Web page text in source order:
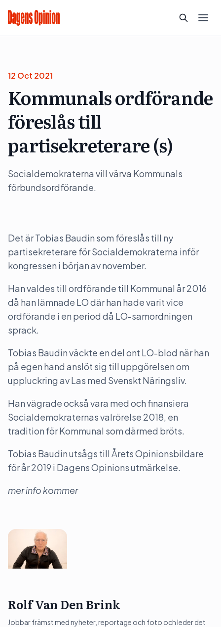
12 Oct 2021
Kommunals ordförande
föreslås till
partisekreterare (s)
Socialdemokraterna vill värva Kommunals
förbundsordförande.
Det är Tobias Baudin som föreslås till ny
partisekreterare för Socialdemokraterna inför
kongressen i början av november.
Han valdes till ordförande till Kommunal år 2016
då han lämnade LO där han hade varit vice
ordförande i en period då LO-samordningen
sprack.
Tobias Baudin väckte en del ont LO-blod när han
på egen hand anslöt sig till uppgörelsen om
uppluckring av Las med Svenskt Näringsliv.
Han vägrade också vara med och finansiera
Socialdemokraternas valrörelse 2018, en
tradition för Kommunal som därmed bröts.
Tobias Baudin utsågs till Årets Opinionsbildare
för år 2019 i Dagens Opinions utmärkelse.
mer info kommer
Rolf Van Den Brink
Jobbar främst med nyheter, reportage och foto och leder det